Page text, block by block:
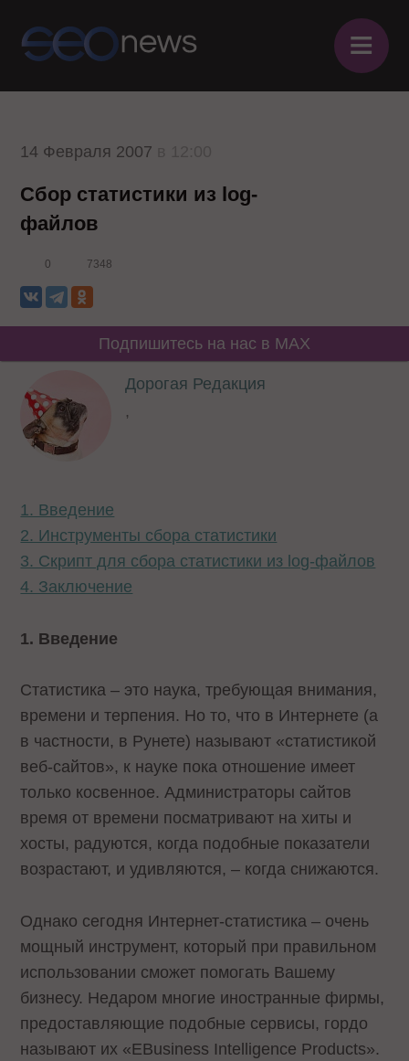
≡
14 Февраля 2007
Cбор статистики из log-
файлов
0 7348
Подпишитесь на нас в MAX
Дорогая Редакция
,
1. Введение
2. Инструменты сбора статистики
3. Скрипт для сбора статистики из log-файлов
4. Заключение
1. Введение
Статистика – это наука, требующая внимания,
времени и терпения. Но то, что в Интернете (а
в частности, в Рунете) называют «статистикой
веб-сайтов», к науке пока отношение имеет
только косвенное. Администраторы сайтов
время от времени посматривают на хиты и
хосты, радуются, когда подобные показатели
возрастают, и удивляются, – когда снижаются.
Однако сегодня Интернет-статистика – очень
мощный инструмент, который при правильном
использовании сможет помогать Вашему
бизнесу. Недаром многие иностранные фирмы,
предоставляющие подобные сервисы, гордо
называют их «EBusiness Intelligence Products».